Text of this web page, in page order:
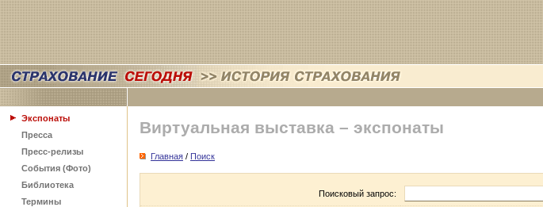
Экспонаты
Пресса
Пресс-релизы
События (Фото)
Библиотека
Термины
Виртуальная выставка – экспонаты
Главная / Поиск
Поисковый запрос: